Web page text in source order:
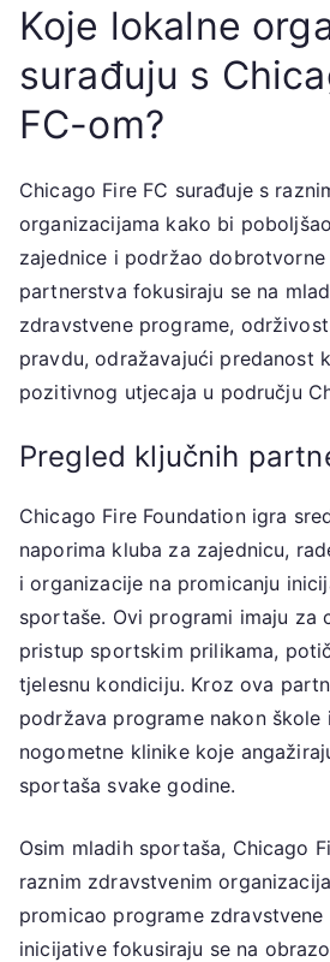
Koje lokalne
surađuju s
FC-om?
Chicago Fire FC surađuje s
organizacijama kako bi
zajednice i podržao dobrotvorne
partnerstva fokusiraju se na
zdravstvene programe,
pravdu, odražavajući predanost
pozitivnog utjecaja u području
Pregled ključnih
Chicago Fire Foundation igra
naporima kluba za zajednicu,
i organizacije na promicanju
sportaše. Ovi programi imaju za
pristup sportskim prilikama,
tjelesnu kondiciju. Kroz ova
podržava programe nakon škole
nogometne klinike koje
sportaša svake godine.
Osim mladih sportaša, Chicago
raznim zdravstvenim
promicao programe zdravstvene
inicijative fokusiraju se na